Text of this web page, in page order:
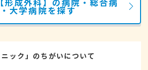
大学病院を探す
ニック」のちがいについて